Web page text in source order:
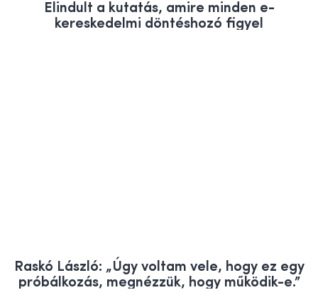
Elindult a kutatás, amire minden e-
kereskedelmi döntéshozó figyel
Raskó László: „Úgy voltam vele, hogy ez egy
próbálkozás, megnézzük, hogy működik-e.”